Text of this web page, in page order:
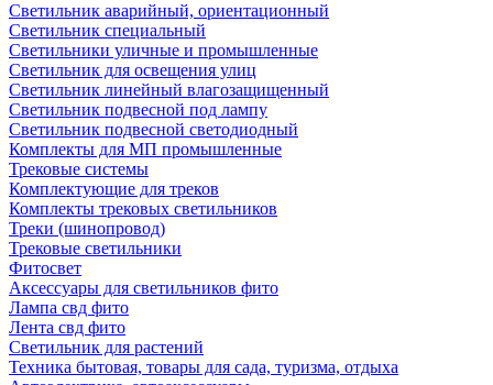
Светильник аварийный, ориентационный
Светильник специальный
Светильники уличные и промышленные
Светильник для освещения улиц
Светильник линейный влагозащищенный
Светильник подвесной под лампу
Светильник подвесной светодиодный
Комплекты для МП промышленные
Трековые системы
Комплектующие для треков
Комплекты трековых светильников
Треки (шинопровод)
Трековые светильники
Фитосвет
Аксессуары для светильников фито
Лампа свд фито
Лента свд фито
Светильник для растений
Техника бытовая, товары для сада, туризма, отдыха